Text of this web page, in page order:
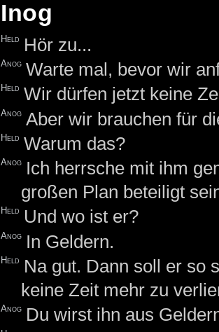
Inog
Held Hör zu...
Anog Warte mal, bevor wir
Held Wir dürfen jetzt keine
Anog Aber wir brauchen für
Held Warum das?
Anog Ich herrsche mit ihm
großen Plan beteiligt
Held Und wo ist er?
Anog In Geldern.
Held
Na gut. Dann soll er so
keine Zeit mehr zu
Anog Du wirst ihn aus